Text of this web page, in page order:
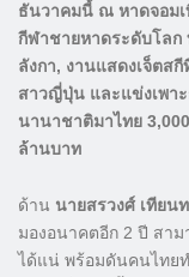
ธันวาคมนี้ ณ หาดจอมเ
กีฬาชายหาดระดับโลก
ลังกา, งานแสดงเจ็ตส
สาวญี่ปุ่น และแข่งเพาะ
นานาชาติมาไทย
ล้านบาท
ด้าน นายสรวงศ์ เทียน
มองอนาคตอีก 2 ปี สา
ได้แน่ พร้อมดันคนไทย